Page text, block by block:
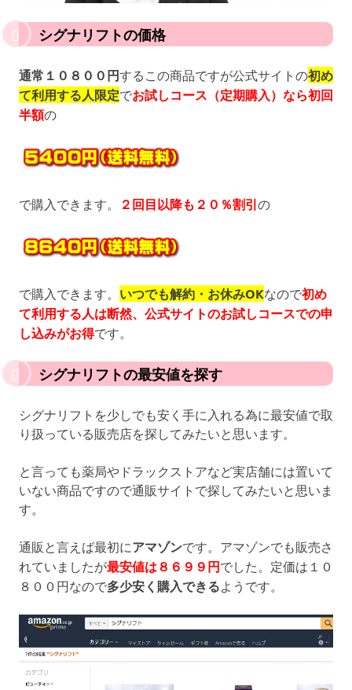
シグナリフトの価格
通常１０８００円するこの商品ですが公式サイトの初め
て利用する人限定でお試しコース（定期購入）なら初回
半額の
で購入できます。 ２回目以降も２０％割引の
で購入できます。 いつでも解約・お休みOKなので初め
て利用する人は断然、公式サイトのお試しコースでの申
し込みがお得です。
シグナリフトの最安値を探す
シグナリフトを少しでも安く手に入れる為に最安値で取
り扱っている販売店を探してみたいと思います。
と言っても薬局やドラックストアなど実店舗には置いて
いない商品ですので通販サイトで探してみたいと思いま
す。
通販と言えば最初にアマゾンです。アマゾンでも販売さ
れていましたが最安値は８６９９円でした。定価は１０
８００円なので多少安く購入できる ようです。